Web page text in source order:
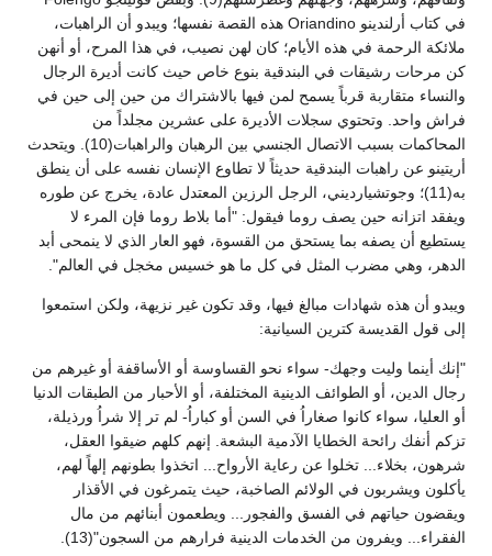
في كتاب أرلندينو Oriandino هذه القصة نفسها؛ ويبدو أن الراهبات،
ملائكة الرحمة في هذه الأيام؛ كان لهن نصيب، في هذا المرح، أو أنهن
كن مرحات رشيقات في البندقية بنوع خاص حيث كانت أديرة الرجال
والنساء متقاربة قرباً يسمح لمن فيها بالاشتراك من حين إلى حين في
فراش واحد. وتحتوي سجلات الأديرة على عشرين مجلداً من
المحاكمات بسبب الاتصال الجنسي بين الرهبان والراهبات(10). ويتحدث
أريتينو عن راهبات البندقية حديثاً لا تطاوع الإنسان نفسه على أن ينطق
به(11)؛ وجوتشيارديني، الرجل الرزين المعتدل عادة، يخرج عن طوره
ويفقد اتزانه حين يصف روما فيقول: "أما بلاط روما فإن المرء لا
يستطيع أن يصفه بما يستحق من القسوة، فهو العار الذي لا ينمحى أبد
الدهر، وهي مضرب المثل في كل ما هو خسيس مخجل في العالم".
ويبدو أن هذه شهادات مبالغ فيها، وقد تكون غير نزيهة، ولكن استمعوا
إلى قول القديسة كترين السيانية:
"إنك أينما وليت وجهك- سواء نحو القساوسة أو الأساقفة أو غيرهم من
رجال الدين، أو الطوائف الدينية المختلفة، أو الأحبار من الطبقات الدنيا
أو العليا، سواء كانوا صغاراُ في السن أو كباراُ- لم تر إلا شراُ ورذيلة،
تزكم أنفك رائحة الخطايا الآدمية البشعة. إنهم كلهم ضيقوا العقل،
شرهون، بخلاء... تخلوا عن رعاية الأرواح... اتخذوا بطونهم إلهاً لهم،
يأكلون ويشربون في الولائم الصاخبة، حيث يتمرغون في الأقذار
ويقضون حياتهم في الفسق والفجور... ويطعمون أبنائهم من مال
الفقراء... ويفرون من الخدمات الدينية فرارهم من السجون"(13).